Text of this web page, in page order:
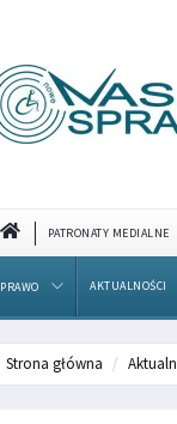
PATRONATY MEDIALNE
PRAWO AKTUALNOŚCI
Strona główna